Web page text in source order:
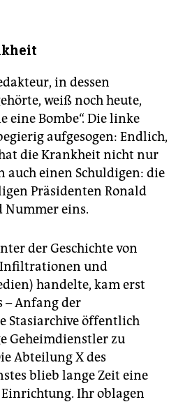
in dessen
weiß noch heute,
eine Bombe“. Die linke
aufgesogen: Endlich,
die Krankheit nicht nur
auch einen Schuldigen: die
Präsidenten Ronald
Nummer eins.
der Geschichte von
und
handelte, kam erst
– Anfang der
Stasiarchive öffentlich
Geheimdienstler zu
Abteilung X des
blieb lange Zeit eine
Ihr oblagen